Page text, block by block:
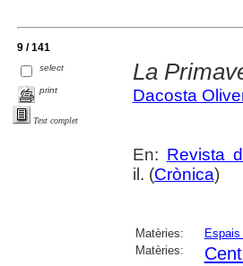
9 / 141
select
print
Text complet
La
Dacosta
En: Revista
il. (Crònica)
Matèries:
Matèries: